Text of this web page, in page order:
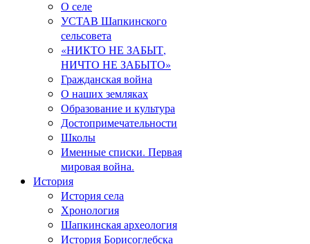
О селе
УСТАВ Шапкинского
сельсовета
«НИКТО НЕ ЗАБЫТ,
НИЧТО НЕ ЗАБЫТО»
Гражданская война
О наших земляках
Образование и культура
Достопримечательности
Школы
Именные списки. Первая
мировая война.
История
История села
Хронология
Шапкинская археология
История Борисоглебска